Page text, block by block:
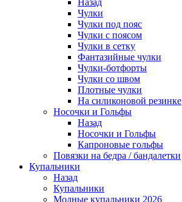
Назад
Чулки
Чулки под пояс
Чулки с поясом
Чулки в сетку
Фантазийные чулки
Чулки-ботфорты
Чулки со швом
Плотные чулки
На силиконовой резинке
Носочки и Гольфы
Назад
Носочки и Гольфы
Капроновые гольфы
Повязки на бедра / бандалетки
Купальники
Назад
Купальники
Модные купальники 2026